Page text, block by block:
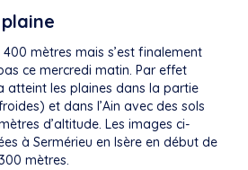
mètres mais s’est finalement
ce mercredi matin. Par effet
atteint les plaines dans la partie
et dans l’Ain avec des sols
d’altitude. Les images ci-
à Sermérieu en Isère en début de
mètres.